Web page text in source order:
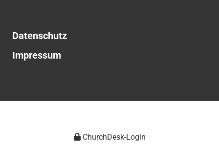
Datenschutz
Impressum
ChurchDesk-Login